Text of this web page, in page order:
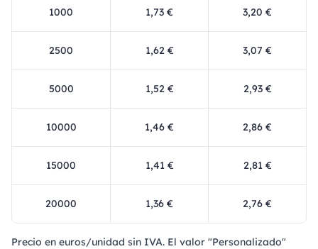
1000 1,73 € 3,20 €
2500 1,62 € 3,07 €
5000 1,52 € 2,93 €
10000 1,46 € 2,86 €
15000 1,41 € 2,81 €
20000 1,36 € 2,76 €
Precio en euros/unidad sin IVA. El valor "Personalizado"